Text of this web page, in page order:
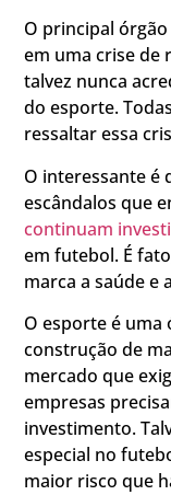
O principal
em uma crise de
talvez nunca
do esporte.
ressaltar essa
O interessante é
escândalos que
continuam
em futebol. É
marca a saúde e
O esporte é
construção de
mercado que
empresas
investimento.
especial no
maior risco que